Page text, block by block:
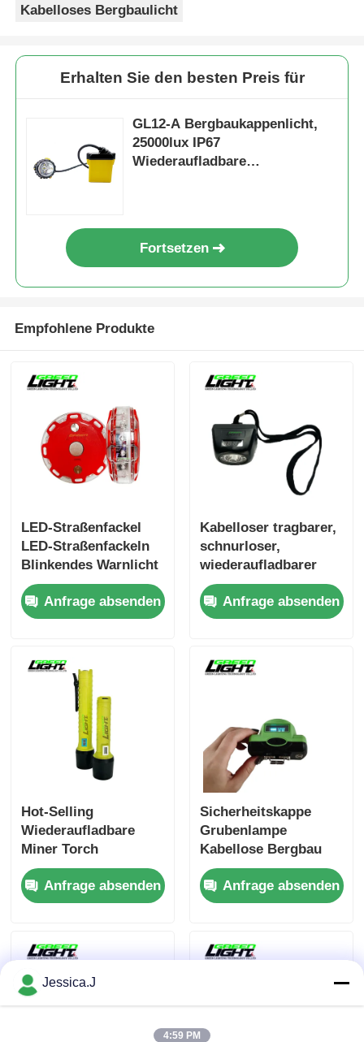
Kabelloses Bergbaulicht
Erhalten Sie den besten Preis für
GL12-A Bergbaukappenlicht,
25000lux IP67
Wiederaufladbare
Fortsetzen
Empfohlene Produkte
LED-Straßenfackel
LED-Straßenfackeln
Blinkendes Warnlicht
LED-Fackeln Ampeln
Straßenwarnlicht
Anfrage absenden
Kabelloser tragbarer,
schnurloser,
wiederaufladbarer
Scheinwerfer
100000H für
unterirdische
Anfrage absenden
Hot-Selling
Wiederaufladbare
Miner Torch
Unterstützung USB-
Ladung mit IP68
Magnet
Industrie
Anfrage absenden
Sicherheitskappe
Grubenlampe
Kabellose Bergbau
Digitale Lichter
Bergbau Stirnlampe
Wasserdichte
Stirnlampe
Anfrage absenden
Jessica.J
4:59 PM